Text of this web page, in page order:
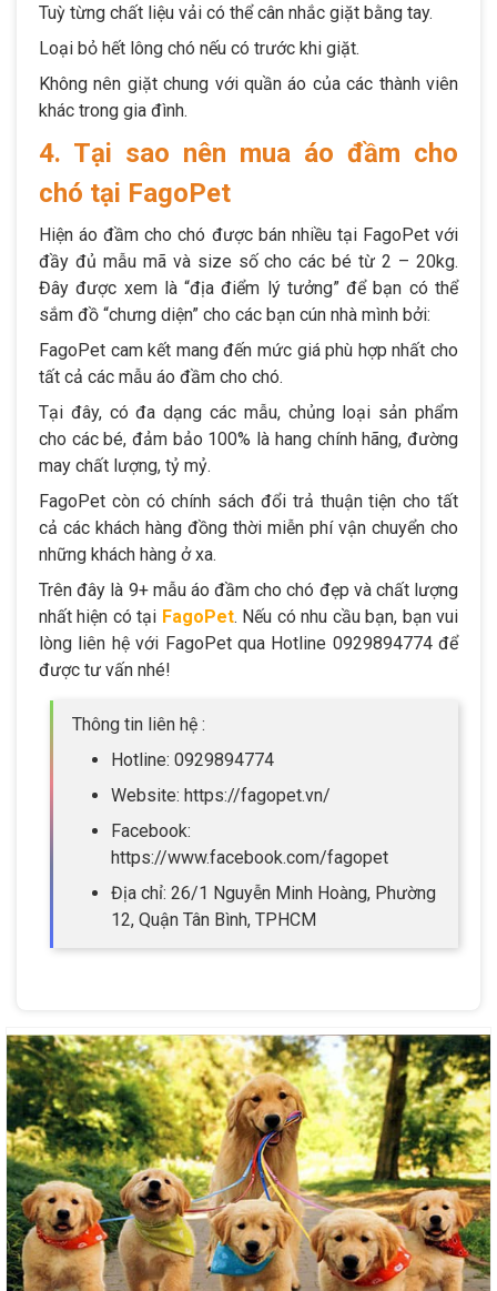
Tuỳ từng chất liệu vải có thể cân nhắc giặt bằng tay.
Loại bỏ hết lông chó nếu có trước khi giặt.
Không nên giặt chung với quần áo của các thành viên
khác trong gia đình.
4. Tại sao nên mua áo đầm cho
chó tại FagoPet
Hiện áo đầm cho chó được bán nhiều tại FagoPet với
đầy đủ mẫu mã và size số cho các bé từ 2 – 20kg.
Đây được xem là “địa điểm lý tưởng” để bạn có thể
sắm đồ “chưng diện” cho các bạn cún nhà mình bởi:
FagoPet cam kết mang đến mức giá phù hợp nhất cho
tất cả các mẫu áo đầm cho chó.
Tại đây, có đa dạng các mẫu, chủng loại sản phẩm
cho các bé, đảm bảo 100% là hang chính hãng, đường
may chất lượng, tỷ mỷ.
FagoPet còn có chính sách đổi trả thuận tiện cho tất
cả các khách hàng đồng thời miễn phí vận chuyển cho
những khách hàng ở xa.
Trên đây là 9+ mẫu áo đầm cho chó đẹp và chất lượng
nhất hiện có tại FagoPet. Nếu có nhu cầu bạn, bạn vui
lòng liên hệ với FagoPet qua Hotline 0929894774 để
được tư vấn nhé!
Thông tin liên hệ :
Hotline: 0929894774
Website: https://fagopet.vn/
Facebook:
https://www.facebook.com/fagopet
Địa chỉ: 26/1 Nguyễn Minh Hoàng, Phường
12, Quận Tân Bình, TPHCM